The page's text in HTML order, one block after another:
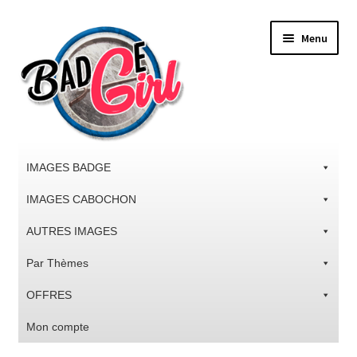
la
navigation
contenu
Menu
IMAGES BADGE
IMAGES CABOCHON
AUTRES IMAGES
Par Thèmes
OFFRES
Mon compte